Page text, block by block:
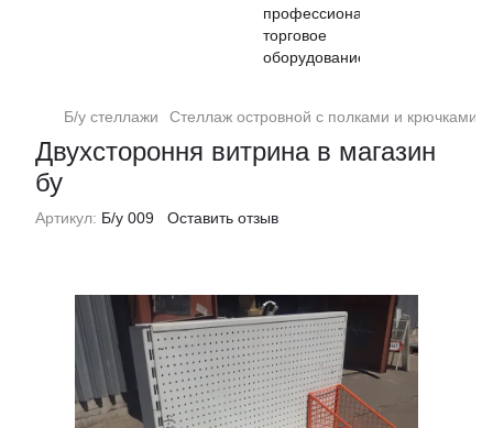
Б/у стеллажи Стеллаж островной с полками и крючками
Двухстороння витрина в магазин
бу
Артикул: Б/у 009 Оставить отзыв